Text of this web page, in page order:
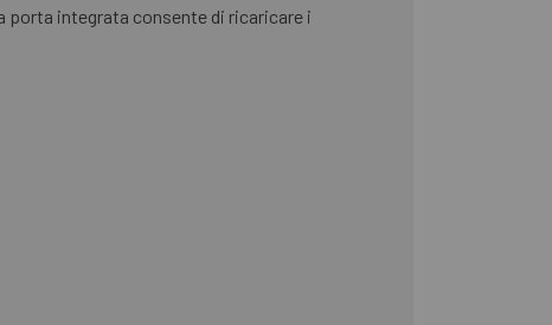
porta integrata consente di ricaricare i